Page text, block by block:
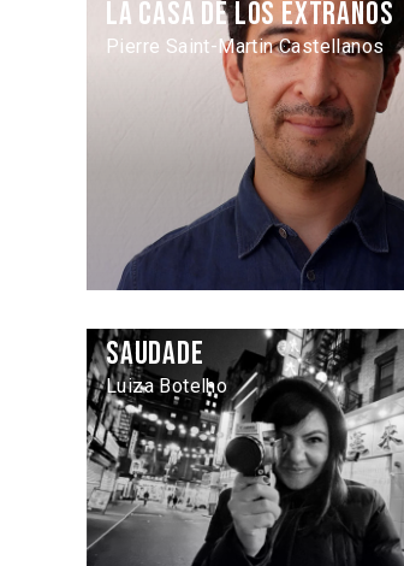
La casa de los extraños
Pierre Saint-Martin Castellanos
Saudade
Luiza Botelho